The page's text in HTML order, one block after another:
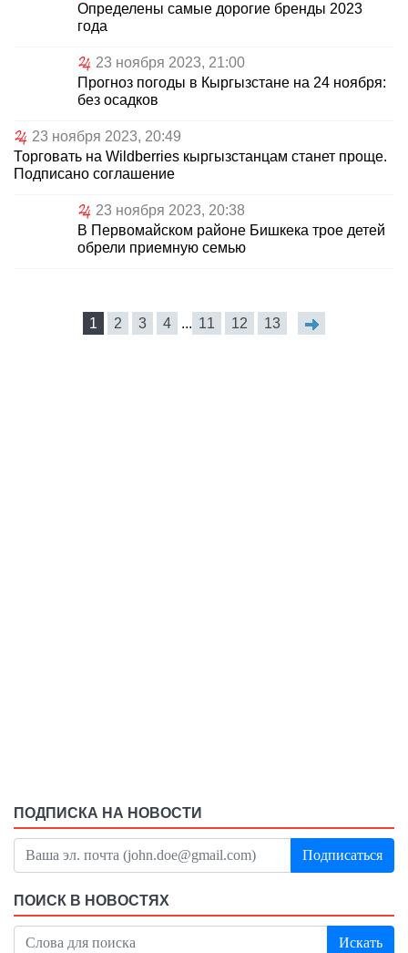
Определены самые дорогие бренды 2023
года
23 ноября 2023, 21:00
Прогноз погоды в Кыргызстане на 24 ноября:
без осадков
23 ноября 2023, 20:49
Торговать на Wildberries кыргызстанцам станет проще.
Подписано соглашение
23 ноября 2023, 20:38
В Первомайском районе Бишкека трое детей
обрели приемную семью
1 2 3 4 ... 11 12 13
ПОДПИСКА НА НОВОСТИ
Подписаться
ПОИСК В НОВОСТЯХ
Искать